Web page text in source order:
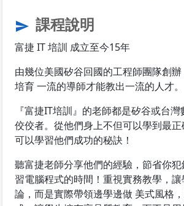
send 課程說明
富捷 IT 培訓 成立至今15年
由幾位美國矽谷回國的工程師團隊創
培育 一流的導師才能教出一流的人才。
『富捷IT培訓』的老師都是矽谷或台
佼佼者。從他們身上不但可以學到最
可以學習他們成功的秘訣！
聽富捷老師分享他們的經驗，節省你
習電腦程式的時間！重視實務教學，
論，而是實際帶領邊學邊做 美式風格